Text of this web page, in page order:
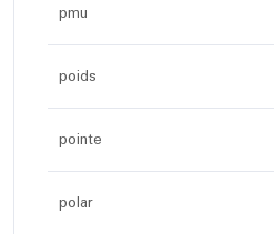
pmu
poids
pointe
polar